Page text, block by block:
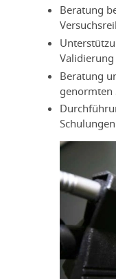
Beratung
Validierung
Beratung
genormten
Schulungen